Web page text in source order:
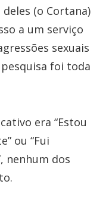
(o Cortana)
a um serviço
sexuais
foi toda
era “Estou
ou “Fui
nenhum dos